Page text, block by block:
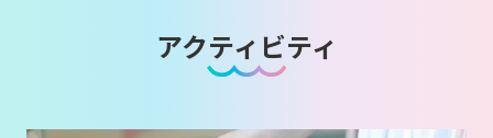
アクティビティ